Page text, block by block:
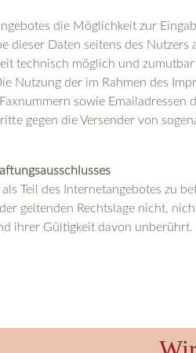
die Möglichkeit zur
dieser Daten seitens des
technisch möglich und
Nutzung der im Rahmen des
sowie
gegen die Versender von
Teil des Internetangebotes zu
geltenden Rechtslage nicht,
ihrer Gültigkeit davon unberührt.